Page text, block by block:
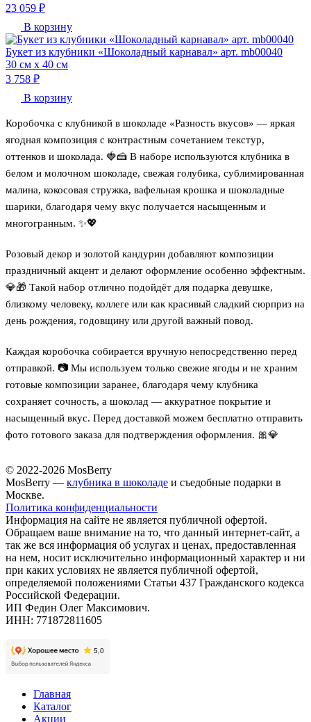
23 059 ₽
В корзину
Букет из клубники «Шоколадный карнавал» арт. mb00040
30 см х 40 см
3 758 ₽
В корзину
Коробочка с клубникой в шоколаде «Разность вкусов» — яркая
ягодная композиция с контрастным сочетанием текстур,
оттенков и шоколада. 🍓🍰 В наборе используются клубника в
белом и молочном шоколаде, свежая голубика, сублимированная
малина, кокосовая стружка, вафельная крошка и шоколадные
шарики, благодаря чему вкус получается насыщенным и
многогранным. ✨💖
Розовый декор и золотой кандурин добавляют композиции
праздничный акцент и делают оформление особенно эффектным.
💎🎁 Такой набор отлично подойдёт для подарка девушке,
близкому человеку, коллеге или как красивый сладкий сюрприз на
день рождения, годовщину или другой важный повод.
Каждая коробочка собирается вручную непосредственно перед
отправкой. 📷 Мы используем только свежие ягоды и не храним
готовые композиции заранее, благодаря чему клубника
сохраняет сочность, а шоколад — аккуратное покрытие и
насыщенный вкус. Перед доставкой можем бесплатно отправить
фото готового заказа для подтверждения оформления. 🎀💎
© 2022-2026 MosBerry
MosBerry — клубника в шоколаде и съедобные подарки в
Москве.
Политика конфиденциальности
Информация на сайте не является публичной офертой.
Обращаем ваше внимание на то, что данный интернет-сайт, а
так же вся информация об услугах и ценах, предоставленная
на нем, носит исключительно информационный характер и ни
при каких условиях не является публичной офертой,
определяемой положениями Статьи 437 Гражданского кодекса
Российской Федерации.
ИП Федин Олег Максимович.
ИНН: 771872811605
Главная
Каталог
Акции